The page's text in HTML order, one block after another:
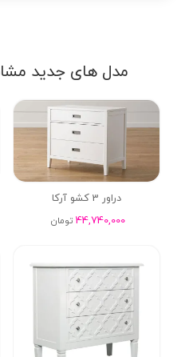
مدل های جدید
دراور 3 کشو آرکا
44,740,000 تومان